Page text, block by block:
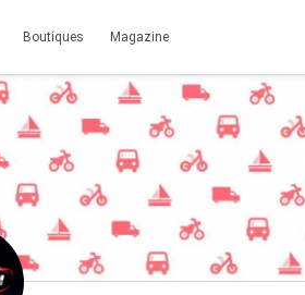
Boutiques Magazine